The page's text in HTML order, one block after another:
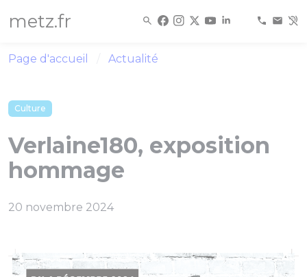
metz.fr
Page d'accueil Actualité
Culture
Verlaine180, exposition
hommage
20 novembre 2024